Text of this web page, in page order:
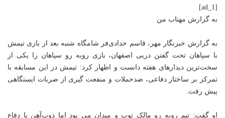
[ad_1]
به گزارش مهتاب من
به گزارش خبرنگار مهر، قاسم حدادی‌فر شامگاه شنبه بعد از بازی تیمش
با سپاهان تحت گفتن دربی اصفهان، بازی روبه رو سپاهان را یکی از
سخت‌ترین دیدارهای هفته دانست و اظهار کرد: تیمش در این مسابقه با
تمرکز بر ساختار دفاعی، ضدحملات و منفعت گیری از ضربات ایستگاهی
پیش رفت.
او گفت: تیم روبه رو مالک توپ و میدان می بود اما ذوب‌آهن با دفاع